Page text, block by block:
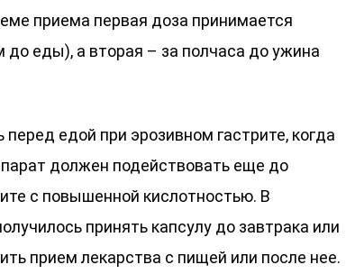
приема первая доза принимается
еды), а вторая – за полчаса до ужина
едой при эрозивном гастрите, когда
должен подействовать еще до
с повышенной кислотностью. В
принять капсулу до завтрака или
прием лекарства с пищей или после нее.